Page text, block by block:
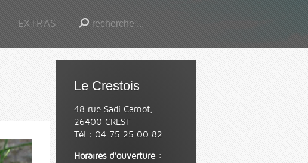
EXTRAS
Le Crestois
48 rue Sadi Carnot,
26400 CREST
Tél : 04 75 25 00 82
Horaires d'ouverture :